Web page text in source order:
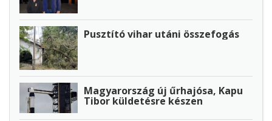
Pusztító vihar utáni összefogás
Magyarország új űrhajósa, Kapu
Tibor küldetésre készen